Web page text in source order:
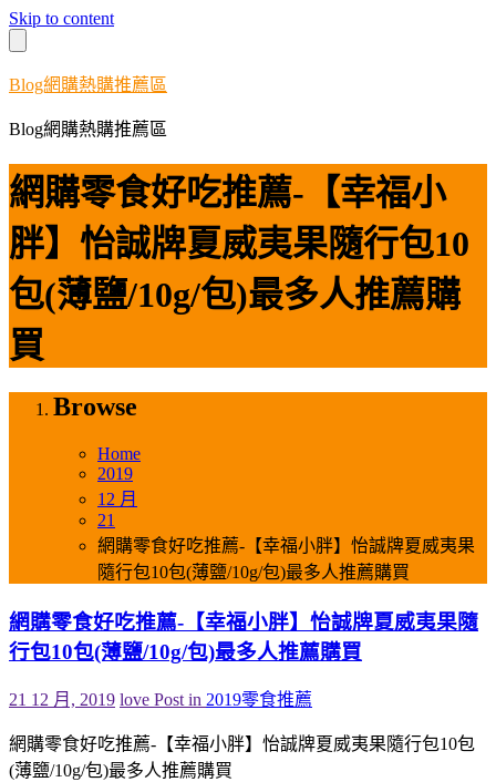
Skip to content
Blog網購熱購推薦區
Blog網購熱購推薦區
網購零食好吃推薦-【幸福小
胖】怡誠牌夏威夷果隨行包10
包(薄鹽/10g/包)最多人推薦購
買
Browse
Home
2019
12 月
21
網購零食好吃推薦-【幸福小胖】怡誠牌夏威夷果
隨行包10包(薄鹽/10g/包)最多人推薦購買
網購零食好吃推薦-【幸福小胖】怡誠牌夏威夷果隨
行包10包(薄鹽/10g/包)最多人推薦購買
21 12 月, 2019 love Post in 2019零食推薦
網購零食好吃推薦-【幸福小胖】怡誠牌夏威夷果隨行包10包
(薄鹽/10g/包)最多人推薦購買